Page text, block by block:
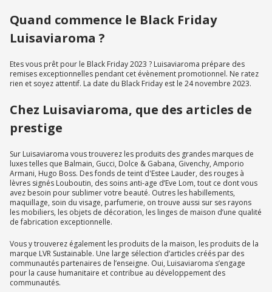
Quand commence le Black Friday
Luisaviaroma ?
Etes vous prêt pour le Black Friday 2023 ? Luisaviaroma prépare des
remises exceptionnelles pendant cet évènement promotionnel. Ne ratez
rien et soyez attentif. La date du Black Friday est le 24 novembre 2023.
Chez Luisaviaroma, que des articles de
prestige
Sur Luisaviaroma vous trouverez les produits des grandes marques de
luxes telles que Balmain, Gucci, Dolce & Gabana, Givenchy, Amporio
Armani, Hugo Boss. Des fonds de teint d'Estee Lauder, des rouges à
lèvres signés Louboutin, des soins anti-age d’Eve Lom, tout ce dont vous
avez besoin pour sublimer votre beauté. Outres les habillements,
maquillage, soin du visage, parfumerie, on trouve aussi sur ses rayons
les mobiliers, les objets de décoration, les linges de maison d’une qualité
de fabrication exceptionnelle.
Vous y trouverez également les produits de la maison, les produits de la
marque LVR Sustainable. Une large sélection d’articles créés par des
communautés partenaires de l’enseigne. Oui, Luisaviaroma s’engage
pour la cause humanitaire et contribue au développement des
communautés.